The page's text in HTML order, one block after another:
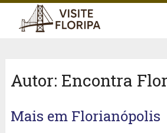
Autor: Encontra
Mais em Florianópolis